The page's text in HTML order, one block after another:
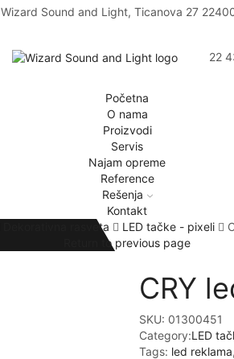
Wizard Sound and Light, Ticanova 27
+381 22
Početna
O nama
Proizvodi
Servis
Najam opreme
Reference
Rešenja
Kontakt
Dekorativna rasveta LED tačke - pixeli
Return to previous page
CRY
SKU: 01300451
Category:LED
Tags: led reklama,